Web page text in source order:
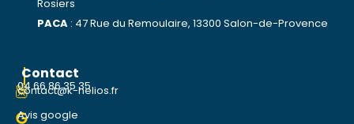
Rosiers
PACA : 47 Rue du Remoulaire, 13300 Salon-de-Provence
Contact
04 66 86 35 35
contact@k-helios.fr
Avis google